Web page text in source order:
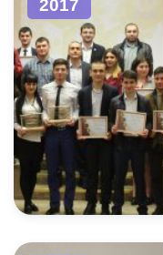
2017